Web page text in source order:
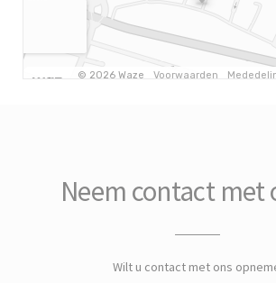
Neem contact met
Wilt u contact met ons